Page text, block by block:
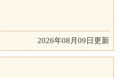
2026年08月09日更新